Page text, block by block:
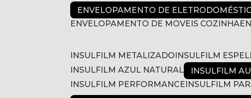
ENVELOPAMENTO DE
ENVELOPAMENTO DE MOVEIS COZINHA
INSULFILM METALIZADO INSULFILM
INSULFILM AZUL NATURAL
INSULFILM
INSULFILM PERFORMANCE INSULFILM